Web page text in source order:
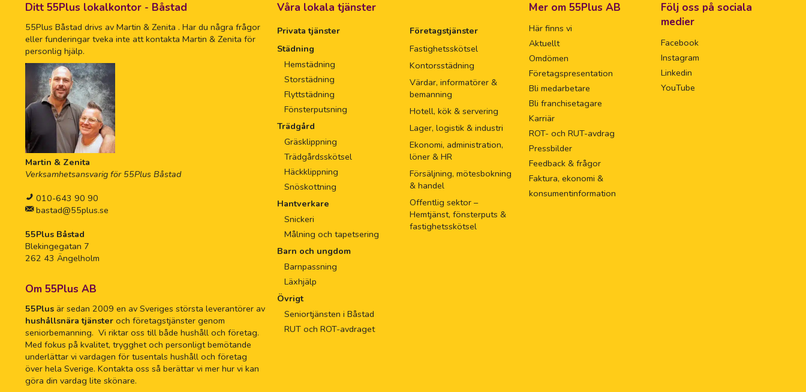
Ditt 55Plus lokalkontor - Båstad
55Plus Båstad drivs av Martin & Zenita . Har du några frågor
eller funderingar tveka inte att kontakta Martin & Zenita för
personlig hjälp.
Martin & Zenita
Verksamhetsansvarig för 55Plus Båstad
010-643 90 90
bastad@55plus.se
55Plus Båstad
Blekingegatan 7
262 43 Ängelholm
Om 55Plus AB
55Plus är sedan 2009 en av Sveriges största leverantörer av
hushållsnära tjänster och företagstjänster genom
seniorbemanning. Vi riktar oss till både hushåll och företag.
Med fokus på kvalitet, trygghet och personligt bemötande
underlättar vi vardagen för tusentals hushåll och företag
över hela Sverige. Kontakta oss så berättar vi mer hur vi kan
göra din vardag lite skönare.
Våra lokala tjänster
Privata tjänster
Städning
Hemstädning
Storstädning
Flyttstädning
Fönsterputsning
Trädgård
Gräsklippning
Trädgårdsskötsel
Häckklippning
Snöskottning
Hantverkare
Snickeri
Målning och tapetsering
Barn och ungdom
Barnpassning
Läxhjälp
Övrigt
Seniortjänsten i Båstad
RUT och ROT-avdraget
Företagstjänster
Fastighetsskötsel
Kontorsstädning
Värdar, informatörer &
bemanning
Hotell, kök & servering
Lager, logistik & industri
Ekonomi, administration,
löner & HR
Försäljning, mötesbokning
& handel
Offentlig sektor –
Hemtjänst, fönsterputs &
fastighetsskötsel
Mer om 55Plus AB
Här finns vi
Aktuellt
Omdömen
Företagspresentation
Bli medarbetare
Bli franchisetagare
Karriär
ROT- och RUT-avdrag
Pressbilder
Feedback & frågor
Faktura, ekonomi &
konsumentinformation
Följ oss på sociala
medier
Facebook
Instagram
Linkedin
YouTube